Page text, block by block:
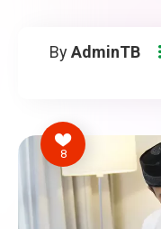
ByAdminTB
8